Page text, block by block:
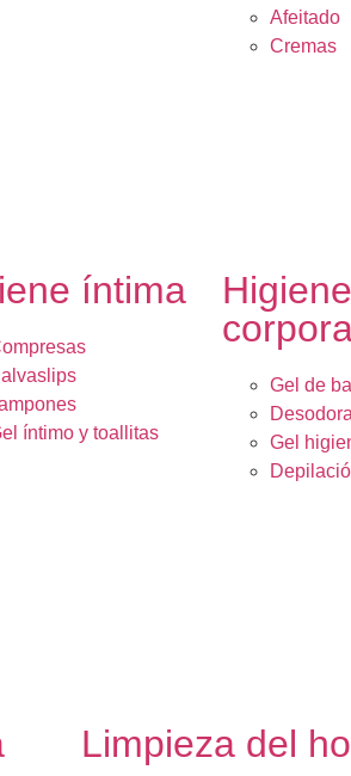
Afeitado
Cremas
íntima
íntimo y toallitas
Higiene
Gel de
Gel
Limpieza del